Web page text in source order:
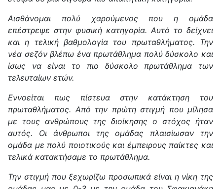
Αισθάνομαι πολύ χαρούμενος που η ομάδα
επέστρεψε στην φυσική κατηγορία. Αυτό το δείχνει
και η τελική βαθμολογία του πρωταθλήματος. Την
νέα σεζόν βλέπω ένα πρωτάθλημα πολύ δύσκολο και
ίσως να είναι το πιο δύσκολο πρωτάθλημα των
τελευταίων ετών.
Εννοείται πως πίστευα στην κατάκτηση του
πρωταθλήματος. Από την πρώτη στιγμή που μίλησα
με τους ανθρώπους της διοίκησης ο στόχος ήταν
αυτός. Οι άνθρωποι της ομάδας πλαισίωσαν την
ομάδα με πολύ ποιοτικούς και έμπειρους παίκτες και
τελικά κατακτήσαμε το πρωτάθλημα.
Την στιγμή που ξεχωρίζω προσωπικά είναι η νίκη της